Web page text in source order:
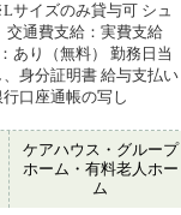
サイズのみ貸与可 シュ
交通費支給：実費支給
あり（無料） 勤務日当
身分証明書 給与支払い
口座通帳の写し
ケアハウス・グループ
ホーム・有料老人ホー
ム